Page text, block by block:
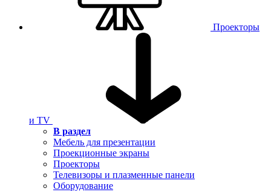
Проекторы
и TV
В раздел
Мебель для презентации
Проекционные экраны
Проекторы
Телевизоры и плазменные панели
Оборудование